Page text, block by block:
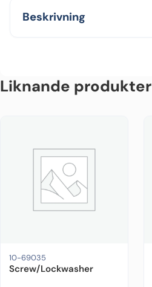
Beskrivning
Liknande produkter
10-69035
Screw/Lockwasher